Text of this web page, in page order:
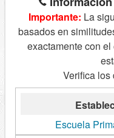
Importante: La
basados en
exactamente con
Verifica los
Escuela